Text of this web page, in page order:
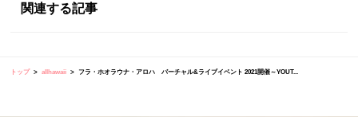
関連する記事
トップ allhawaii フラ・ホオラウナ・アロハ バーチャル&ライブイベント 2021開催～YOUT...